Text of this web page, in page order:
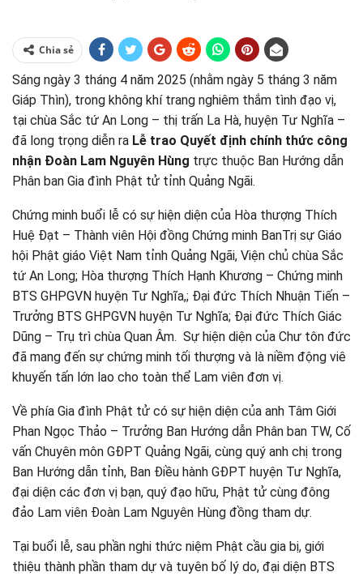
Chia sẻ
Sáng ngày 3 tháng 4 năm 2025 (nhằm ngày 5 tháng 3 năm
Giáp Thìn), trong không khí trang nghiêm thắm tình đạo vị,
tại chùa Sắc tứ An Long – thị trấn La Hà, huyện Tư Nghĩa –
đã long trọng diễn ra Lễ trao Quyết định chính thức công
nhận Đoàn Lam Nguyên Hùng trực thuộc Ban Hướng dẫn
Phân ban Gia đình Phật tử tỉnh Quảng Ngãi.
Chứng minh buổi lễ có sự hiện diện của Hòa thượng Thích
Huệ Đạt – Thành viên Hội đồng Chứng minh BanTrị sự Giáo
hội Phật giáo Việt Nam tỉnh Quảng Ngãi, Viện chủ chùa Sắc
tứ An Long; Hòa thượng Thích Hạnh Khương – Chứng minh
BTS GHPGVN huyện Tư Nghĩa,; Đại đức Thích Nhuận Tiến –
Trưởng BTS GHPGVN huyện Tư Nghĩa; Đại đức Thích Giác
Dũng – Trụ trì chùa Quan Âm. Sự hiện diện của Chư tôn đức
đã mang đến sự chứng minh tối thượng và là niềm động viê
khuyến tấn lớn lao cho toàn thể Lam viên đơn vị.
Về phía Gia đình Phật tử có sự hiện diện của anh Tâm Giới
Phan Ngọc Thảo – Trưởng Ban Hướng dẫn Phân ban TW, Cố
vấn Chuyên môn GĐPT Quảng Ngãi, cùng quý anh chị trong
Ban Hướng dẫn tỉnh, Ban Điều hành GĐPT huyện Tư Nghĩa,
đại diện các đơn vị bạn, quý đạo hữu, Phật tử cùng đông
đảo Lam viên Đoàn Lam Nguyên Hùng đồng tham dự.
Tại buổi lễ, sau phần nghi thức niệm Phật cầu gia bị, giới
thiệu thành phần tham dự và tuyên bố lý do, đại diện BTS